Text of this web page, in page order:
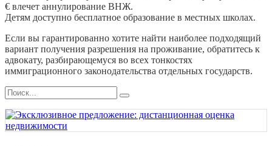
€ влечет аннулирование ВНЖ.
Детям доступно бесплатное образование в местных школах.
Если вы гарантированно хотите найти наиболее подходящий
вариант получения разрешения на проживание, обратитесь к
адвокату, разбирающемуся во всех тонкостях
иммиграционного законодательства отдельных государств.